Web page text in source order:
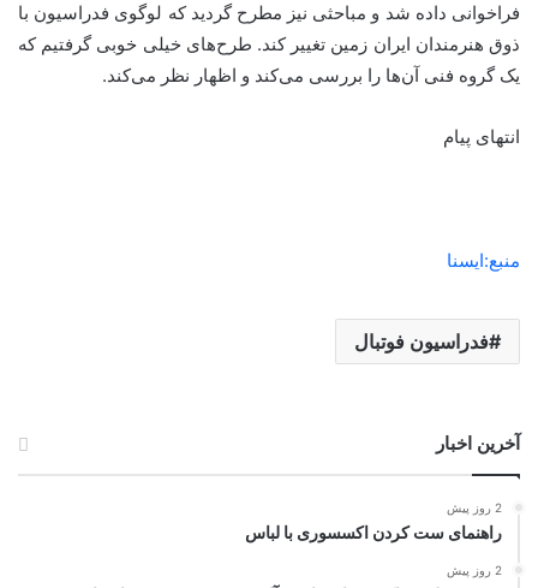
فراخوانی داده شد و مباحثی نیز مطرح گردید که لوگوی فدراسیون با
ذوق هنرمندان ایران زمین تغییر کند. طرح‌های خیلی خوبی گرفتیم که
یک گروه فنی آن‌ها را بررسی می‌کند و اظهار نظر می‌کند.
انتهای پیام
منبع:ایسنا
فدراسيون فوتبال
آخرین اخبار
2 روز پیش
راهنمای ست کردن اکسسوری با لباس
2 روز پیش